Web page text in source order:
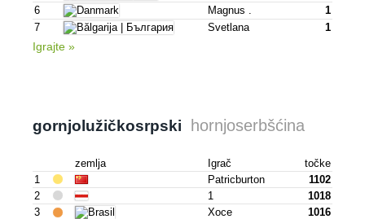
6
Magnus .
1
7
Svetlana 1
Igrajte »
gornjo­lužičkosrpski hornjoserbšćina
zemlja Igrač
točke
1
Patricburton
1102
2
1
1018
3
Хосе
1016